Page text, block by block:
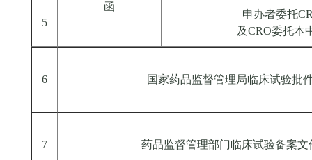
函
5
申办者委托
及CRO委托本
6 国家药品监督管理局临床试验批
7 药品监督管理部门临床试验备案文